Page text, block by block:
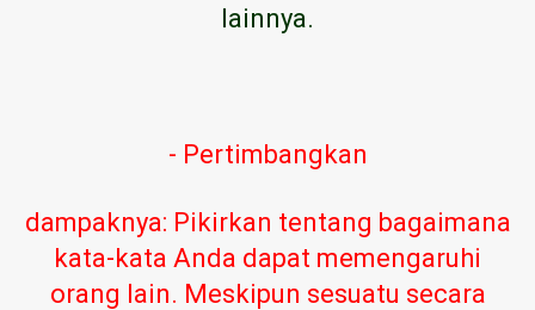
lainnya.
- Pertimbangkan
dampaknya: Pikirkan tentang bagaimana
kata-kata Anda dapat memengaruhi
orang lain. Meskipun sesuatu secara